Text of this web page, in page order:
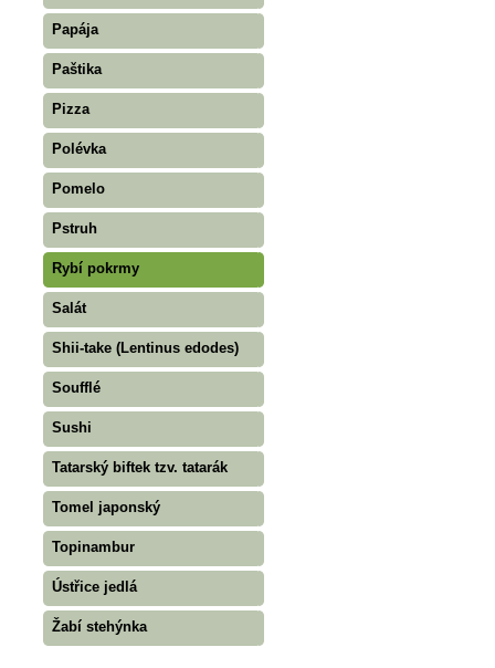
Papája
Paštika
Pizza
Polévka
Pomelo
Pstruh
Rybí pokrmy
Salát
Shii-take (Lentinus edodes)
Soufflé
Sushi
Tatarský biftek tzv. tatarák
Tomel japonský
Topinambur
Ústřice jedlá
Žabí stehýnka